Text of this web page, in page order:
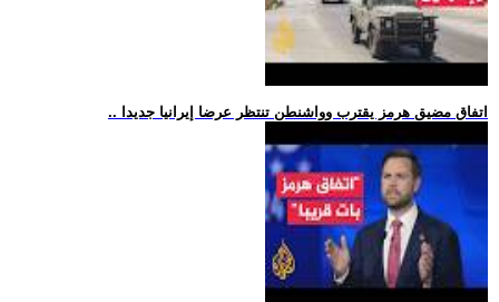
.. اتفاق مضيق هرمز يقترب وواشنطن تنتظر عرضا إيرانيا جديدا